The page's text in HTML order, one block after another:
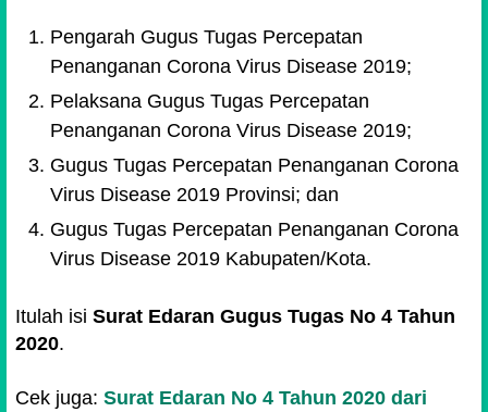
Pengarah Gugus Tugas Percepatan
Penanganan Corona Virus Disease 2019;
Pelaksana Gugus Tugas Percepatan
Penanganan Corona Virus Disease 2019;
Gugus Tugas Percepatan Penanganan Corona
Virus Disease 2019 Provinsi; dan
Gugus Tugas Percepatan Penanganan Corona
Virus Disease 2019 Kabupaten/Kota.
Itulah isi Surat Edaran Gugus Tugas No 4 Tahun
2020.
Cek juga: Surat Edaran No 4 Tahun 2020 dari